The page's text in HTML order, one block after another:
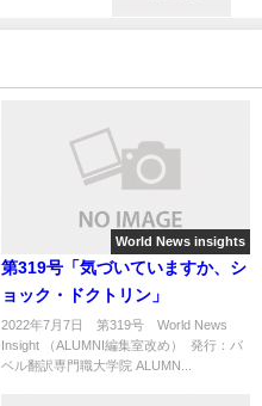
World News insights
第319号「気づいていますか、シ
ョック・ドクトリン」
2022年7月7日 第319号 World News
Insight （ALUMNI編集室改め） 発行：バ
ベル翻訳専門職大学院 ALUMN...